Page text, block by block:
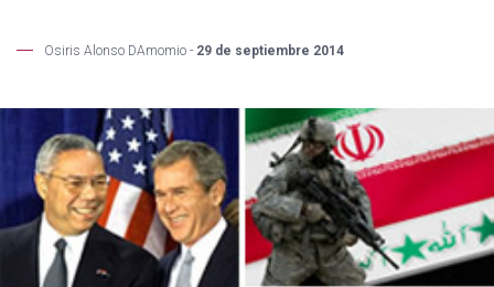
Osiris Alonso DAmomio - 29 de septiembre 2014